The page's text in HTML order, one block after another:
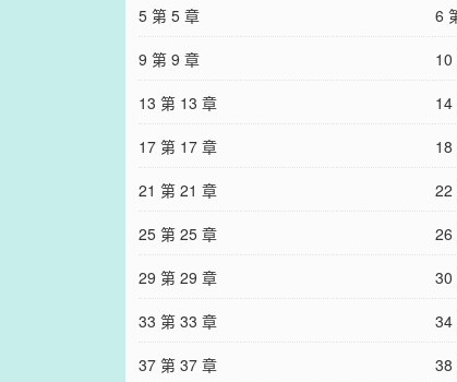
5 第 5 章
6
9 第 9 章
10
13 第 13 章
14
17 第 17 章
18
21 第 21 章
22
25 第 25 章
26
29 第 29 章
30
33 第 33 章
34
37 第 37 章
38